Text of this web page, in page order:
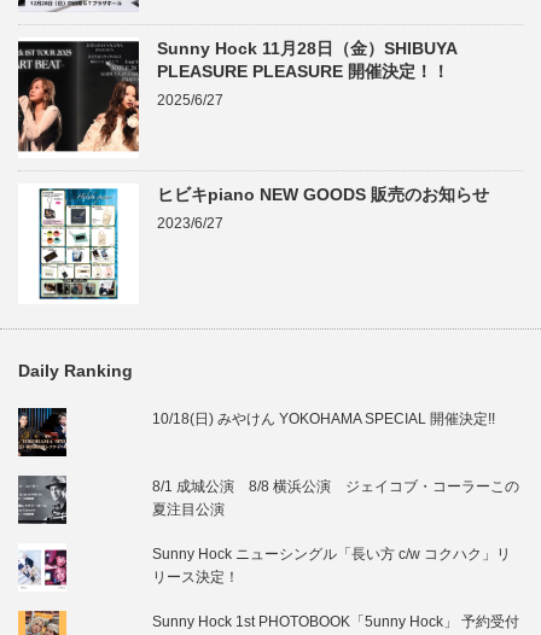
Sunny Hock 11月28日（金）SHIBUYA
PLEASURE PLEASURE 開催決定！！
2025/6/27
ヒビキpiano NEW GOODS 販売のお知らせ
2023/6/27
Daily Ranking
10/18(日) みやけん YOKOHAMA SPECIAL 開催決定!!
8/1 成城公演 8/8 横浜公演 ジェイコブ・コーラーこの
夏注目公演
Sunny Hock ニューシングル「長い方 c/w コクハク」リ
リース決定！
Sunny Hock 1st PHOTOBOOK「5unny Hock」 予約受付